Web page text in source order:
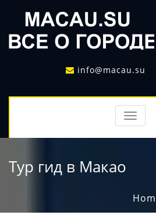
info@macau.su
Тур гид в Макао